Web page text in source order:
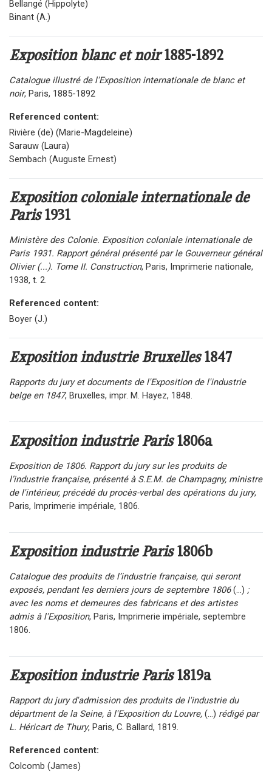
Bellangé (Hippolyte)
Binant (A.)
Exposition blanc et noir1885-1892
Catalogue illustré de l'Exposition internationale de blanc et
noir, Paris, 1885-1892
Referenced content:
Rivière (de) (Marie-Magdeleine)
Sarauw (Laura)
Sembach (Auguste Ernest)
Exposition coloniale internationale de
Paris1931
Ministère des Colonie. Exposition coloniale internationale de
Paris 1931. Rapport général présenté par le Gouverneur général
Olivier (...). Tome II. Construction, Paris, Imprimerie nationale,
1938, t. 2.
Referenced content:
Boyer (J.)
Exposition industrie Bruxelles1847
Rapports du jury et documents de l'Exposition de l'industrie
belge en 1847, Bruxelles, impr. M. Hayez, 1848.
Exposition industrie Paris1806a
Exposition de 1806. Rapport du jury sur les produits de
l’industrie française, présenté à S.E.M. de Champagny, ministre
de l'intérieur, précédé du procès-verbal des opérations du jury,
Paris, Imprimerie impériale, 1806.
Exposition industrie Paris1806b
Catalogue des produits de l’industrie française, qui seront
exposés, pendant les derniers jours de septembre 1806(...) ;
avec les noms et demeures des fabricans et des artistes
admis à l'Exposition, Paris, Imprimerie impériale, septembre
1806.
Exposition industrie Paris1819a
Rapport du jury d'admission des produits de l'industrie du
départment de la Seine, à l'Exposition du Louvre, (...) rédigé par
L. Héricart de Thury, Paris, C. Ballard, 1819.
Referenced content:
Colcomb (James)